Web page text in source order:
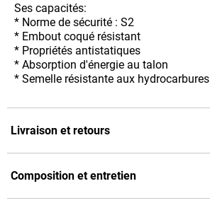
Ses capacités:
* Norme de sécurité : S2
* Embout coqué résistant
* Propriétés antistatiques
* Absorption d'énergie au talon
* Semelle résistante aux hydrocarbures
Livraison et retours
Composition et entretien